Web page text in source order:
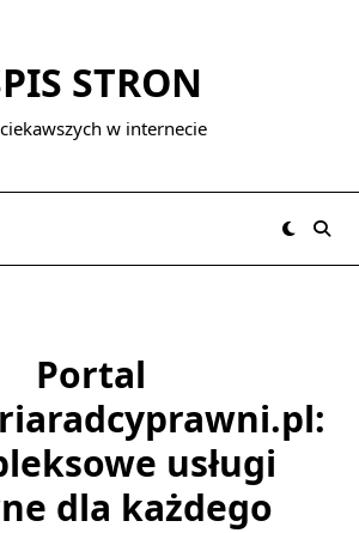
STRON
w internecie
Portal
usługi
dla każdego